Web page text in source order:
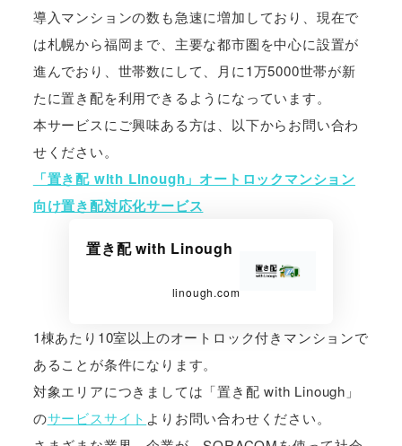
導入マンションの数も急速に増加しており、現在で
は札幌から福岡まで、主要な都市圏を中心に設置が
進んでおり、世帯数にして、月に1万5000世帯が新
たに置き配を利用できるようになっています。
本サービスにご興味ある方は、以下からお問い合わ
せください。
「置き配 with Linough」オートロックマンション
向け置き配対応化サービス
置き配 with Linough
linough.com
1棟あたり10室以上のオートロック付きマンションで
あることが条件になります。
対象エリアにつきましては「置き配 with Linough」
のサービスサイト よりお問い合わせください。